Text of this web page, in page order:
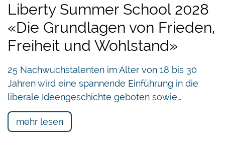
Liberty Summer School 2028
«Die Grundlagen von Frieden,
Freiheit und Wohlstand»
25 Nachwuchstalenten im Alter von 18 bis 30
Jahren wird eine spannende Einführung in die
liberale Ideengeschichte geboten sowie…
mehr lesen